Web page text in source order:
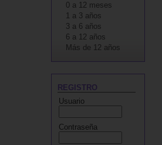
0 a 12 meses
1 a 3 años
3 a 6 años
6 a 12 años
Más de 12 años
REGISTRO
Usuario
Contraseña